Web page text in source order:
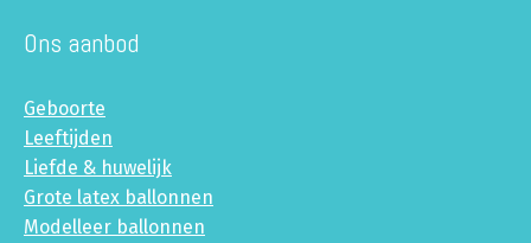
Ons aanbod
Geboorte
Leeftijden
Liefde & huwelijk
Grote latex ballonnen
Modelleer ballonnen